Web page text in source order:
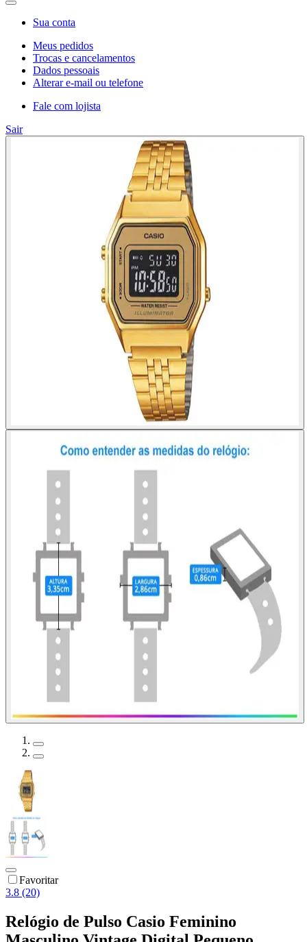
Sua conta
Meus pedidos
Trocas e cancelamentos
Dados pessoais
Alterar e-mail ou telefone
Fale com lojista
Sair
Favoritar
3.8 (20)
Relógio de Pulso Casio Feminino